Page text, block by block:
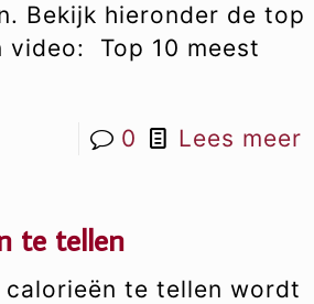
Bekijk hieronder de top
video: Top 10 meest
0 Lees meer
te tellen
te tellen wordt